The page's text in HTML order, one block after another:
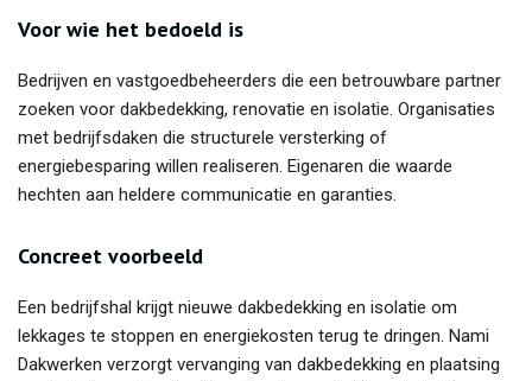
Voor wie het bedoeld is
Bedrijven en vastgoedbeheerders die een betrouwbare partner
zoeken voor dakbedekking, renovatie en isolatie. Organisaties
met bedrijfsdaken die structurele versterking of
energiebesparing willen realiseren. Eigenaren die waarde
hechten aan heldere communicatie en garanties.
Concreet voorbeeld
Een bedrijfshal krijgt nieuwe dakbedekking en isolatie om
lekkages te stoppen en energiekosten terug te dringen. Nami
Dakwerken verzorgt vervanging van dakbedekking en plaatsing